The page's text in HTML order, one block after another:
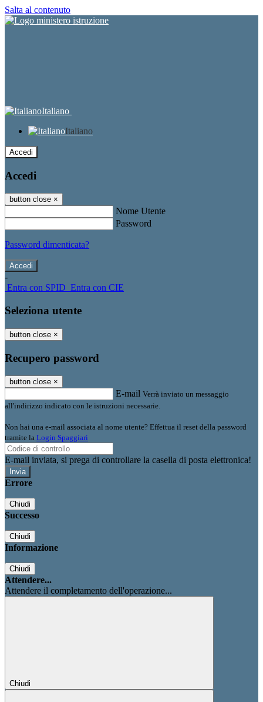
Salta al contenuto
Italiano
Italiano
Accedi
Accedi
button close ×
Nome Utente
Password
Password dimenticata?
-
Entra con SPID Entra con CIE
Seleziona utente
button close ×
Recupero password
button close ×
E-mail Verrà inviato un messaggio
all'indirizzo indicato con le istruzioni necessarie.
Non hai una e-mail associata al nome utente? Effettua il reset della password
tramite la Login Spaggiari
E-mail inviata, si prega di controllare la casella di posta elettronica!
Errore
Chiudi
Successo
Chiudi
Informazione
Chiudi
Attendere...
Attendere il completamento dell'operazione...
Chiudi